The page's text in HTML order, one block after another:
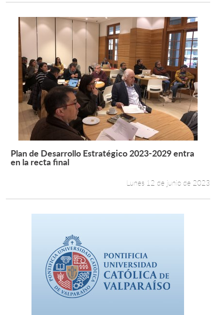
Leer más +
Plan de Desarrollo Estratégico 2023-2029 entra
en la recta final
Lunes 12 de junio de 2023